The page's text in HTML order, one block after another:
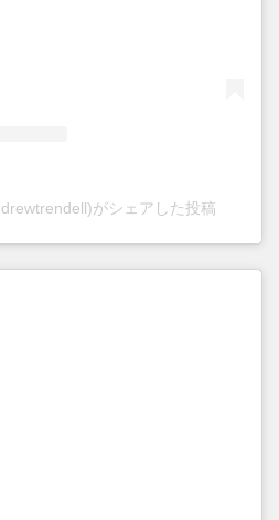
がシェアした投稿